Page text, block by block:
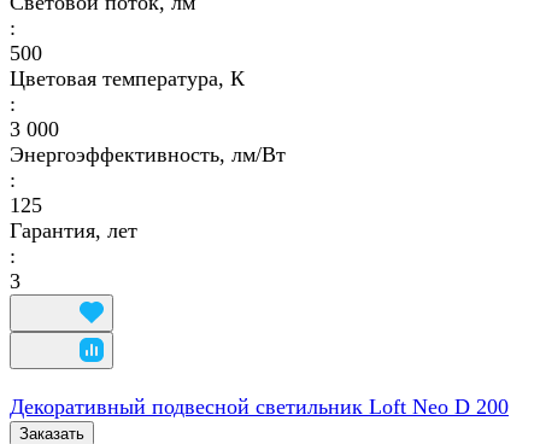
:
500
Цветовая температура, К
:
3 000
Энергоэффективность, лм/Вт
:
125
Гарантия, лет
:
3
Декоративный подвесной светильник Loft Neo D 200
Заказать